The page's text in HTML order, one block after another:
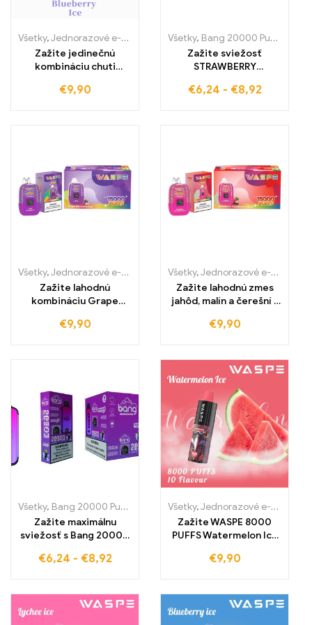
Všetky,Jednorazové e-cigaretky
Jednorazové e-cigarety
Zažite jedinečnú
kombináciu chuti
s Blueberry Ice
€9,90
Všetky, Bang 20000 Pufov
Zažite sviežosť
STRAWBERRY
20000 Puffs
Dual Mesh cievke
€6,24 - €8,92
Všetky,Jednorazové e-cigaretky
Jednorazové e-cigarety
Zažite lahodnú
kombináciu Grape
15000 PUFFS bez
€9,90
Všetky,Jednorazové e-cigaretky
Zažite lahodnú zmes
jahôd, malín a čerešní s
bez colného obchodu a
€9,90
Všetky, Bang 20000 Pufov Jednorazové e-cigaretky,
Zažite maximálnu
sviežosť s Bang 20000
cigaretou s príchuťou
Mesh, ktorá vám
poskytne intenzívny
€6,24 - €8,92
Všetky,Jednorazové e-cigaretky
Zažite WASPE 8000
PUFFS Watermelon Ice
maximálne osvieženie
€9,90